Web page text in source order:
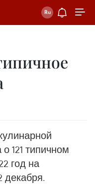
121 типичном
год на
декабря.